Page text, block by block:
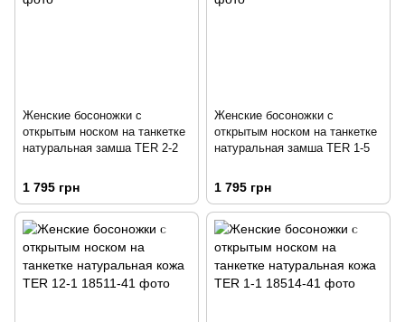
Женские босоножки с
открытым носком на танкетке
натуральная замша TER 2-2
1 795 грн
Женские босоножки с
открытым носком на танкетке
натуральная замша TER 1-5
1 795 грн